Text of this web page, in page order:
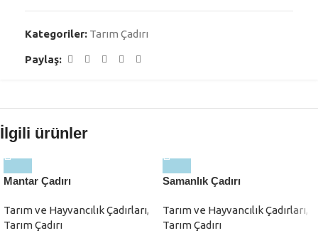
Kategoriler: Tarım Çadırı
Paylaş:
İlgili ürünler
Mantar Çadırı
Tarım ve Hayvancılık Çadırları,
Tarım Çadırı
Samanlık Çadırı
Tarım ve Hayvancılık Çadırları,
Tarım Çadırı